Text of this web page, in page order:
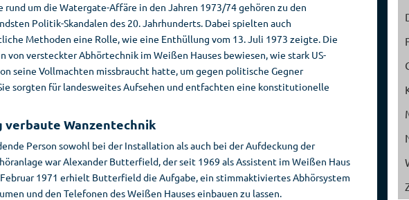
Laserparcours
Lügendetektor
Kinder­
geburtstage
Reise­
veranstalter
rund um die Watergate-Affäre in den Jahren 1973/74 gehören zu den
Politik-Skandalen des 20. Jahrhunderts. Dabei spielten auch
Methoden eine Rolle, wie eine Enthüllung vom 13. Juli 1973 zeigte. Die
von versteckter Abhörtechnik im Weißen Hauses bewiesen, wie stark US-
seine Vollmachten missbraucht hatte, um gegen politische Gegner
sorgten für landesweites Aufsehen und entfachten eine konstitutionelle
verbaute Wanzentechnik
Person sowohl bei der Installation als auch bei der Aufdeckung der
war Alexander Butterfield, der seit 1969 als Assistent im Weißen Haus
1971 erhielt Butterfield die Aufgabe, ein stimmaktiviertes Abhörsystem
und den Telefonen des Weißen Hauses einbauen zu lassen.